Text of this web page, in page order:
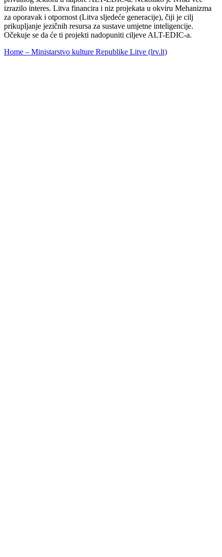
izrazilo interes. Litva financira i niz projekata u okviru Mehanizma
za oporavak i otpornost (Litva sljedeće generacije), čiji je cilj
prikupljanje jezičnih resursa za sustave umjetne inteligencije.
Očekuje se da će ti projekti nadopuniti ciljeve ALT-EDIC-a.
Home – Ministarstvo kulture Republike Litve (lrv.lt)